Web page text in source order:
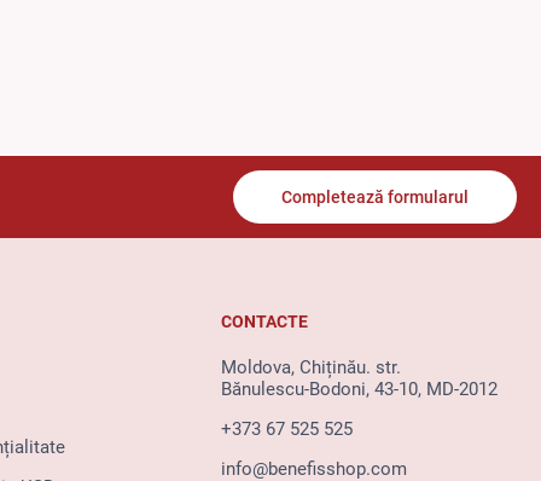
Completează formularul
CONTACTE
Moldova, Chiținău. str.
Bănulescu-Bodoni, 43-10, MD-2012
+373 67 525 525
info@benefisshop.com